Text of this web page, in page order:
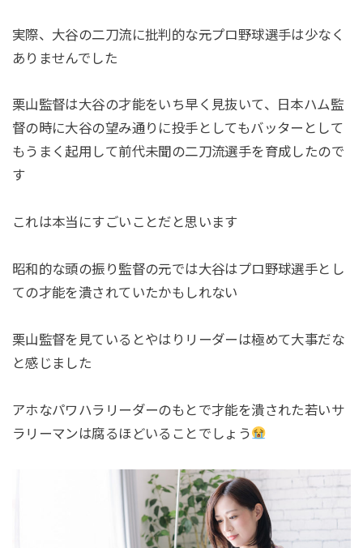
実際、大谷の二刀流に批判的な元プロ野球選手は少なく
ありませんでした
栗山監督は大谷の才能をいち早く見抜いて、日本ハム監
督の時に大谷の望み通りに投手としてもバッターとして
もうまく起用して前代未聞の二刀流選手を育成したので
す
これは本当にすごいことだと思います
昭和的な頭の振り監督の元では大谷はプロ野球選手とし
ての才能を潰されていたかもしれない
栗山監督を見ているとやはりリーダーは極めて大事だな
と感じました
アホなパワハラリーダーのもとで才能を潰された若いサ
ラリーマンは腐るほどいることでしょう